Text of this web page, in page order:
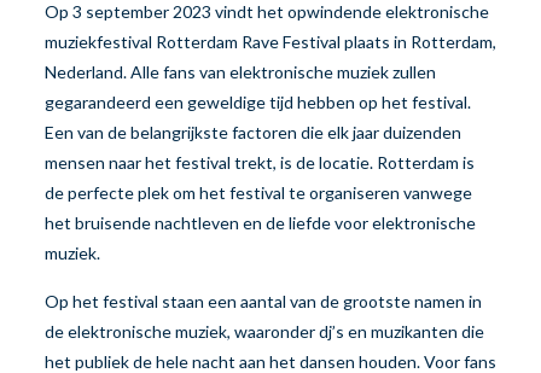
Op 3 september 2023 vindt het opwindende elektronische
muziekfestival Rotterdam Rave Festival plaats in Rotterdam,
Nederland. Alle fans van elektronische muziek zullen
gegarandeerd een geweldige tijd hebben op het festival.
Een van de belangrijkste factoren die elk jaar duizenden
mensen naar het festival trekt, is de locatie. Rotterdam is
de perfecte plek om het festival te organiseren vanwege
het bruisende nachtleven en de liefde voor elektronische
muziek.
Op het festival staan een aantal van de grootste namen in
de elektronische muziek, waaronder dj’s en muzikanten die
het publiek de hele nacht aan het dansen houden. Voor fans